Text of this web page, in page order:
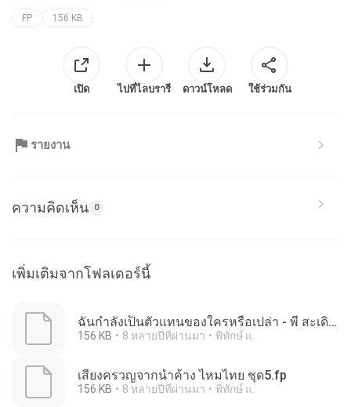
FP 156 KB
เปิด ไปที่ไลบรารี ดาวน์โหลด ใช้ร่วมกัน
รายงาน
ความคิดเห็น 0
เพิ่มเติมจากโฟลเดอร์นี้
ฉันกำลังเป็นตัวแทนของใครหรือเปล่า - พี สะเดิด_3.fp
156 KB 8 หลายปีที่ผ่านมา พิทักษ์ื แ.
เสียงครวญจากน้ำค้าง ไหมไทย ชุด5.fp
156 KB 8 หลายปีที่ผ่านมา พิทักษ์ื แ.